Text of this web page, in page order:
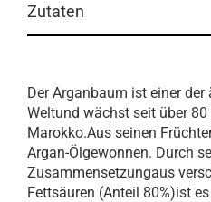
Zutaten
Der Arganbaum ist einer der
Weltund wächst seit über
Marokko.Aus seinen
Argan-Ölgewonnen. Durch
Zusammensetzungaus
Fettsäuren (Anteil 80%)ist